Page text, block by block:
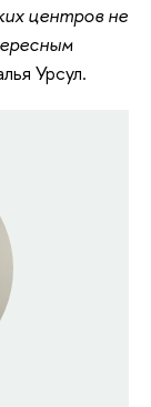
центров не
Урсул.